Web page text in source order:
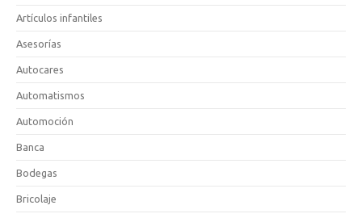
Artículos infantiles
Asesorías
Autocares
Automatismos
Automoción
Banca
Bodegas
Bricolaje